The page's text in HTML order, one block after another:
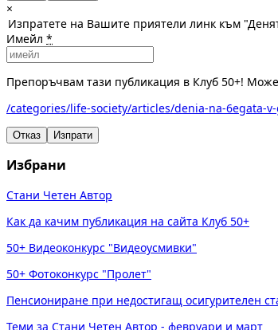
×
Изпратете на Вашите приятели линк към
Имейл *
Препоръчвам тази публикация в Клуб 50+!
/categories/life-society/articles/denia-na-6egata-
Отказ Изпрати
Избрани
Стани Четен Автор
Как да качим публикация на сайта Клуб 50+
50+ Видеоконкурс "Видеоусмивки"
50+ Фотоконкурс "Пролет"
Пенсиониране при недостигащ осигурителен
Теми за Стани Четен Автор - февруари и март